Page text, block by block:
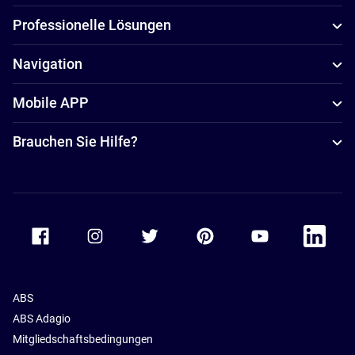
Professionelle Lösungen
Navigation
Mobile APP
Brauchen Sie Hilfe?
Accor Youtube
Accor
ABS
ABS Adagio
Mitgliedschaftsbedingungen